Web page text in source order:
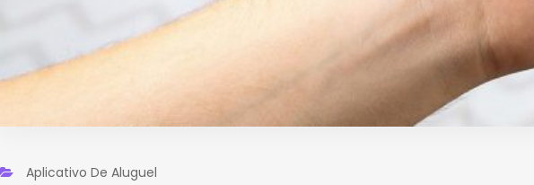
Aplicativo De Aluguel